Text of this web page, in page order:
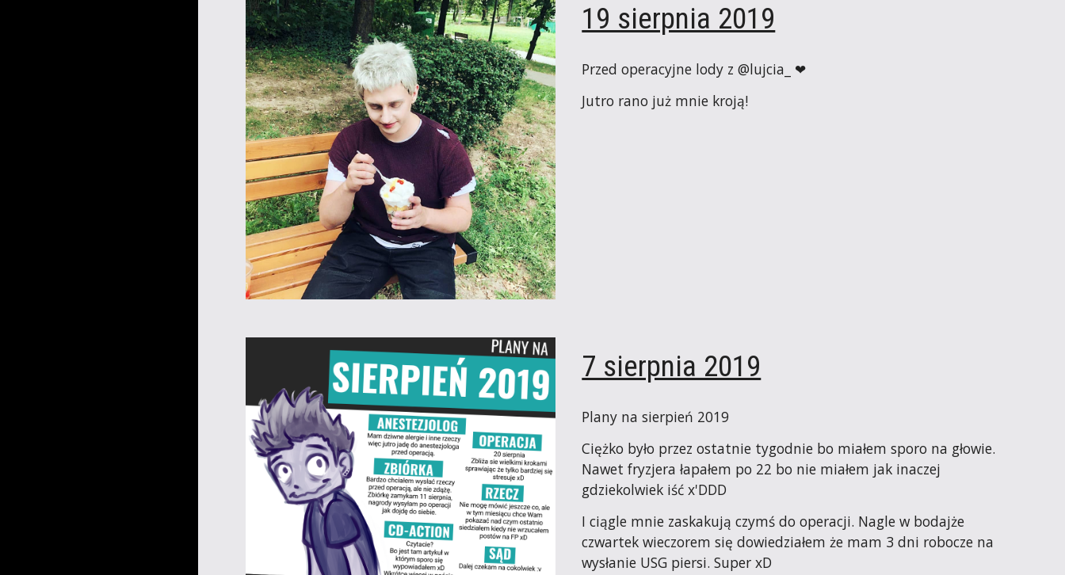
19 sierpnia 2019
Przed operacyjne lody z @lujcia_ ❤
Jutro rano już mnie kroją!
7 sierpnia 2019
Plany na sierpień 2019
Ciężko było przez ostatnie tygodnie bo miałem sporo na głowie.
Nawet fryzjera łapałem po 22 bo nie miałem jak inaczej
gdziekolwiek iść x'DDD
I ciągle mnie zaskakują czymś do operacji. Nagle w bodajże
czwartek wieczorem się dowiedziałem że mam 3 dni robocze na
wysłanie USG piersi. Super xD